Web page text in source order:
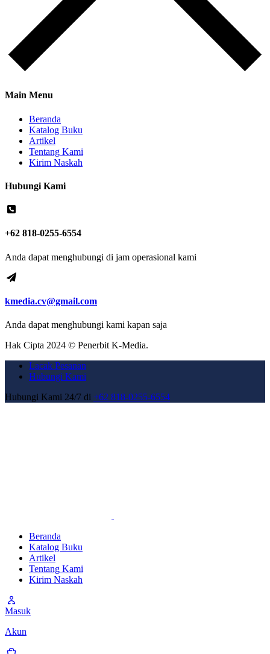
Main Menu
Beranda
Katalog Buku
Artikel
Tentang Kami
Kirim Naskah
Hubungi Kami
+62 818-0255-6554
Anda dapat menghubungi di jam operasional kami
kmedia.cv@gmail.com
Anda dapat menghubungi kami kapan saja
Hak Cipta 2024 © Penerbit K-Media.
Lacak Pesanan
Hubungi Kami
Hubungi Kami 24/7 di +62 818-0255-6554
Beranda
Katalog Buku
Artikel
Tentang Kami
Kirim Naskah
Masuk
Akun